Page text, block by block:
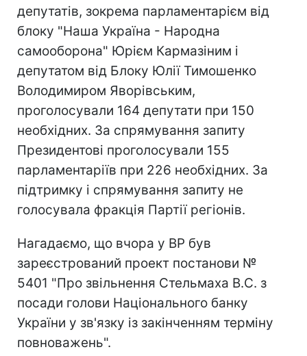
депутатів, зокрема парламентарієм від
блоку "Наша Україна - Народна
самооборона" Юрієм Кармазіним і
депутатом від Блоку Юлії Тимошенко
Володимиром Яворівським,
проголосували 164 депутати при 150
необхідних. За спрямування запиту
Президентові проголосували 155
парламентаріїв при 226 необхідних. За
підтримку і спрямування запиту не
голосувала фракція Партії регіонів.
Нагадаємо, що вчора у ВР був
зареєстрований проект постанови №
5401 "Про звільнення Стельмаха В.С. з
посади голови Національного банку
України у зв'язку із закінченням терміну
повноважень".